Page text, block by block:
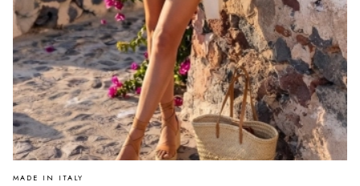
PRODUCENT
MADE IN ITALY